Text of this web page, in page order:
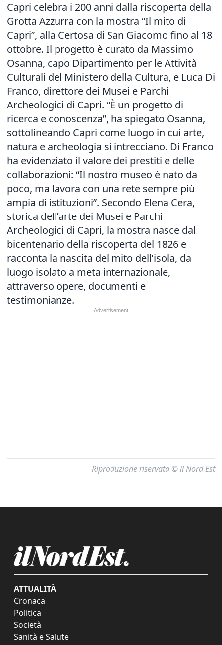
Capri celebra i 200 anni dalla riscoperta della
Grotta Azzurra con la mostra “Il mito di
Capri”, alla Certosa di San Giacomo fino al 18
ottobre. Il progetto è curato da Massimo
Osanna, capo Dipartimento per le Attività
Culturali del Ministero della Cultura, e Luca Di
Franco, direttore dei Musei e Parchi
Archeologici di Capri. “È un progetto di
ricerca e conoscenza”, ha spiegato Osanna,
sottolineando Capri come luogo in cui arte,
natura e archeologia si intrecciano. Di Franco
ha evidenziato il valore dei prestiti e delle
collaborazioni: “Il nostro museo è nato da
poco, ma lavora con una rete sempre più
ampia di istituzioni”. Secondo Elena Cera,
storica dell’arte dei Musei e Parchi
Archeologici di Capri, la mostra nasce dal
bicentenario della riscoperta del 1826 e
racconta la nascita del mito dell’isola, da
luogo isolato a meta internazionale,
attraverso opere, documenti e
testimonianze.
Riproduzione riservata © il Nord Est
ATTUALITÀ
Cronaca
Politica
Società
Sanità e Salute